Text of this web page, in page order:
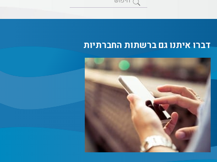
דברו איתנו גם ברשתות החברתיות